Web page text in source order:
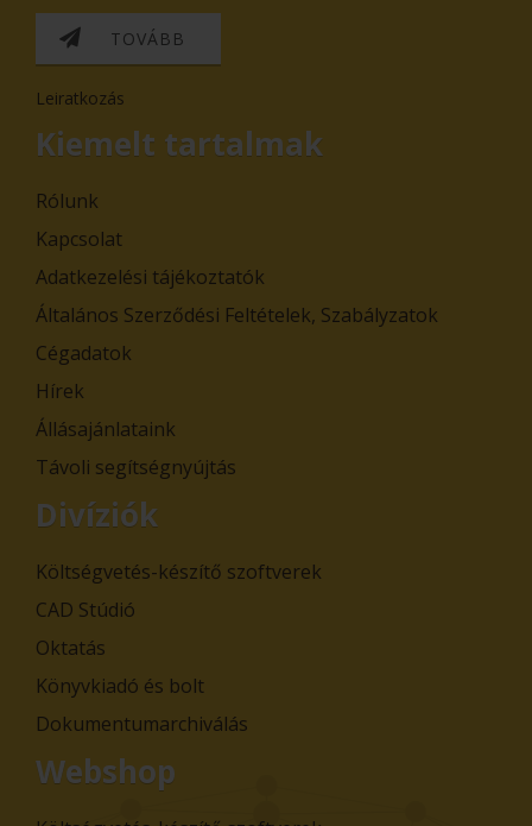
TOVÁBB
Leiratkozás
Kiemelt tartalmak
Rólunk
Kapcsolat
Adatkezelési tájékoztatók
Általános Szerződési Feltételek, Szabályzatok
Cégadatok
Hírek
Állásajánlataink
Távoli segítségnyújtás
Divíziók
Költségvetés-készítő szoftverek
CAD Stúdió
Oktatás
Könyvkiadó és bolt
Dokumentumarchiválás
Webshop